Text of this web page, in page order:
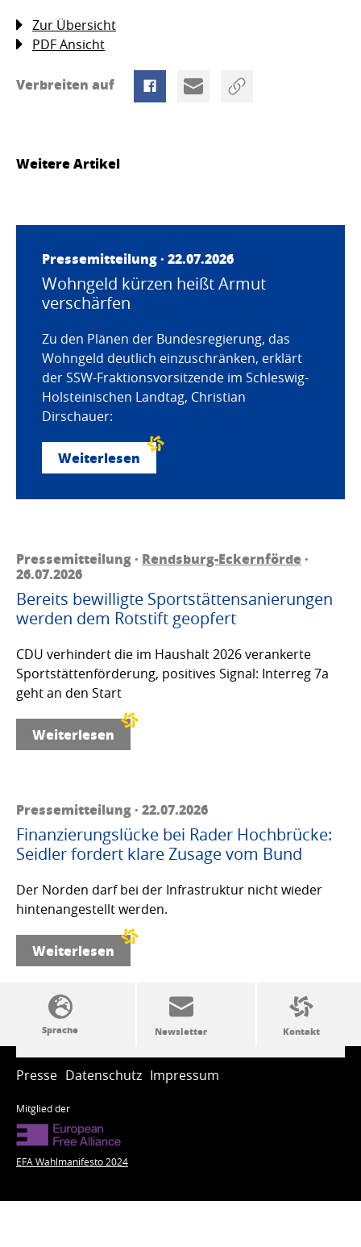
Zur Übersicht
PDF Ansicht
Verbreiten auf
Weitere Artikel
Pressemitteilung · 22.07.2026
Wohngeld kürzen heißt Armut
verschärfen
Zu den Plänen der Bundesregierung, das
Wohngeld deutlich einzuschränken, erklärt
der SSW-Fraktionsvorsitzende im Schleswig-
Holsteinischen Landtag, Christian
Dirschauer:
Weiterlesen
Pressemitteilung · Rendsburg-Eckernförde·
26.07.2026
Bereits bewilligte Sportstättensanierungen
werden dem Rotstift geopfert
CDU verhindert die im Haushalt 2026 verankerte
Sportstättenförderung, positives Signal: Interreg 7a
geht an den Start
Weiterlesen
Pressemitteilung · 22.07.2026
Finanzierungslücke bei Rader Hochbrücke:
Seidler fordert klare Zusage vom Bund
Der Norden darf bei der Infrastruktur nicht wieder
hintenangestellt werden.
Weiterlesen
SSW-Politik von A bis Z
Presse Datenschutz Impressum
Mitglied der
EFA Wahlmanifesto 2024